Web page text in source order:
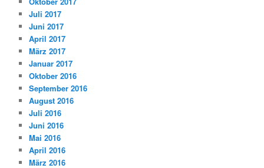
Juli 2017
Juni 2017
April 2017
März 2017
Januar 2017
Oktober 2016
September 2016
August 2016
Juli 2016
Juni 2016
Mai 2016
April 2016
März 2016